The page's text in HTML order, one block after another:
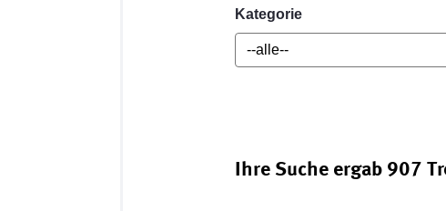
Kategorie
Ihre Suche ergab 907